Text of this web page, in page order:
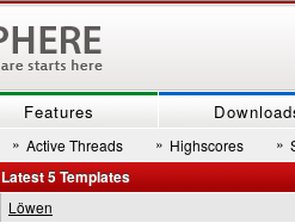
Features
» Active Threads » Highscores »
Latest 5 Templates
Löwen